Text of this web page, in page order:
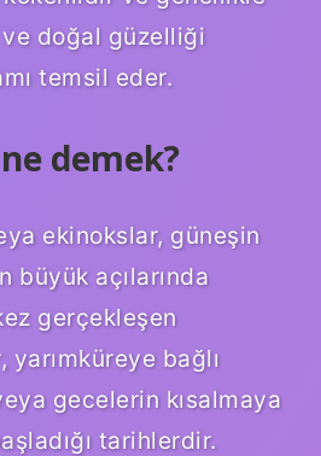
doğal güzelliği
temsil eder.
demek?
ekinokslar, güneşin
büyük açılarında
gerçekleşen
yarımküreye bağlı
gecelerin kısalmaya
tarihlerdir.